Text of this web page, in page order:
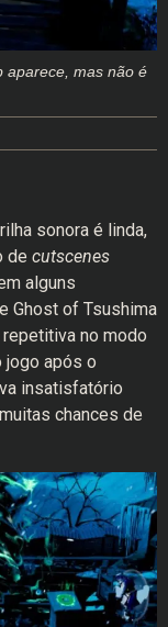
aparece, mas não é
sonora é linda,
de cutscenes
alguns
Ghost of Tsushima
no modo
jogo após o
insatisfatório
chances de